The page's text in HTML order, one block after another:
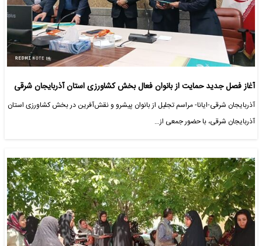
آغاز فصل جدید حمایت از بانوان فعال بخش کشاورزی استان آذربایجان شرقی
آذربایجان شرقی-ایانا- مراسم تجلیل از بانوان پیشرو و نقش‌آفرین در بخش کشاورزی استان
آذربایجان شرقی، با حضور جمعی از…